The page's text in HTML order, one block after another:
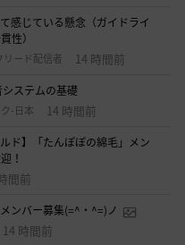
感じている懸念（ガイドライ
性）
ード配信者 14 時間前
ステムの基礎
-日本 14 時間前
ルド】「たんぽぽの綿毛」メン
！
間前
ンバー募集(=^・^=)ノ
14 時間前